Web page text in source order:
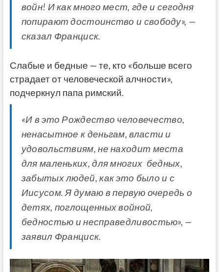
войн! И как много мест, где и сегодня
попирают достоинство и свободу», —
сказал Франциск.
Слабые и бедные — те, кто «больше всего
страдает от человеческой алчности»,
подчеркнул папа римский.
«И в это Рождество человечество,
ненасытное к деньгам, власти и
удовольствиям, не находит места
для маленьких, для многих бедных,
забытых людей, как это было и с
Иисусом. Я думаю в первую очередь о
детях, поглощенных войной,
бедностью и несправедливостью», —
заявил Франциск.